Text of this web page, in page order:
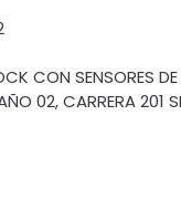
CON SENSORES
02, CARRERA 201